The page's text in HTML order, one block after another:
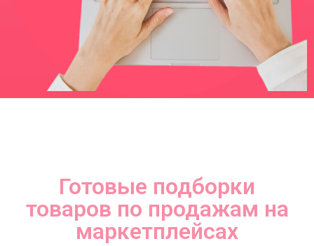
Готовые подборки
товаров по продажам на
маркетплейсах